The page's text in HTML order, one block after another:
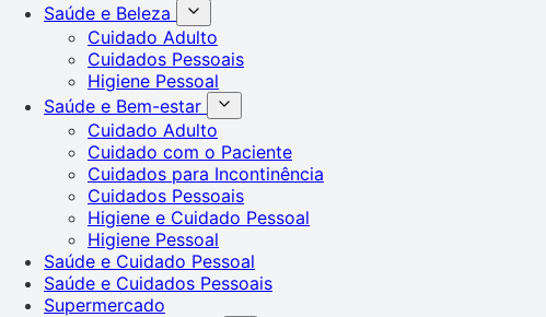
Saúde e Beleza
Cuidado Adulto
Cuidados Pessoais
Higiene Pessoal
Saúde e Bem-estar
Cuidado Adulto
Cuidado com o Paciente
Cuidados para Incontinência
Cuidados Pessoais
Higiene e Cuidado Pessoal
Higiene Pessoal
Saúde e Cuidado Pessoal
Saúde e Cuidados Pessoais
Supermercado